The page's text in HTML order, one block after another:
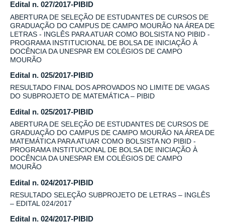
Edital n. 027/2017-PIBID
ABERTURA DE SELEÇÃO DE ESTUDANTES DE CURSOS DE
GRADUAÇÃO DO CAMPUS DE CAMPO MOURÃO NA ÁREA DE
LETRAS - INGLÊS PARA ATUAR COMO BOLSISTA NO PIBID -
PROGRAMA INSTITUCIONAL DE BOLSA DE INICIAÇÃO À
DOCÊNCIA DA UNESPAR EM COLÉGIOS DE CAMPO
MOURÃO
Edital n. 025/2017-PIBID
RESULTADO FINAL DOS APROVADOS NO LIMITE DE VAGAS
DO SUBPROJETO DE MATEMÁTICA – PIBID
Edital n. 025/2017-PIBID
ABERTURA DE SELEÇÃO DE ESTUDANTES DE CURSOS DE
GRADUAÇÃO DO CAMPUS DE CAMPO MOURÃO NA ÁREA DE
MATEMÁTICA PARA ATUAR COMO BOLSISTA NO PIBID -
PROGRAMA INSTITUCIONAL DE BOLSA DE INICIAÇÃO À
DOCÊNCIA DA UNESPAR EM COLÉGIOS DE CAMPO
MOURÃO
Edital n. 024/2017-PIBID
RESULTADO SELEÇÃO SUBPROJETO DE LETRAS – INGLÊS
– EDITAL 024/2017
Edital n. 024/2017-PIBID